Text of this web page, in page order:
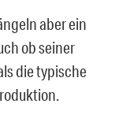
aber ein
ob seiner
die typische